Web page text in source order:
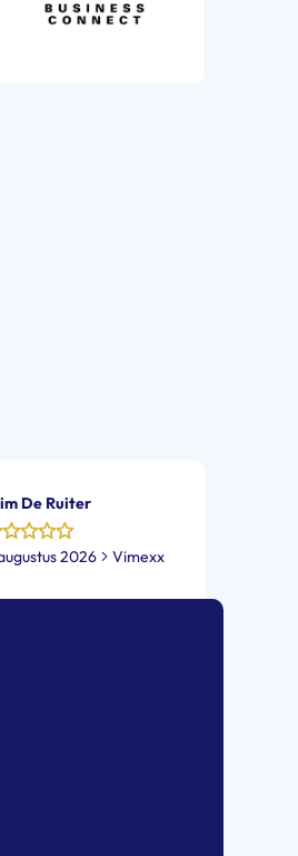
De Ruiter
2026 Vimexx